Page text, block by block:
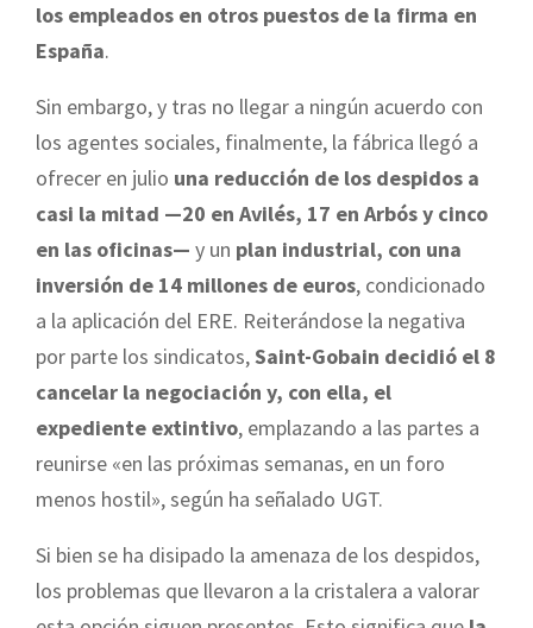
los empleados en otros puestos de la firma en
España.
Sin embargo, y tras no llegar a ningún acuerdo con
los agentes sociales, finalmente, la fábrica llegó a
ofrecer en julio una reducción de los despidos a
casi la mitad —20 en Avilés, 17 en Arbós y cinco
en las oficinas— y un plan industrial, con una
inversión de 14 millones de euros, condicionado
a la aplicación del ERE. Reiterándose la negativa
por parte los sindicatos,Saint-Gobain decidió el 8
cancelar la negociación y, con ella, el
expediente extintivo, emplazando a las partes a
reunirse «en las próximas semanas, en un foro
menos hostil», según ha señalado UGT.
Si bien se ha disipado la amenaza de los despidos,
los problemas que llevaron a la cristalera a valorar